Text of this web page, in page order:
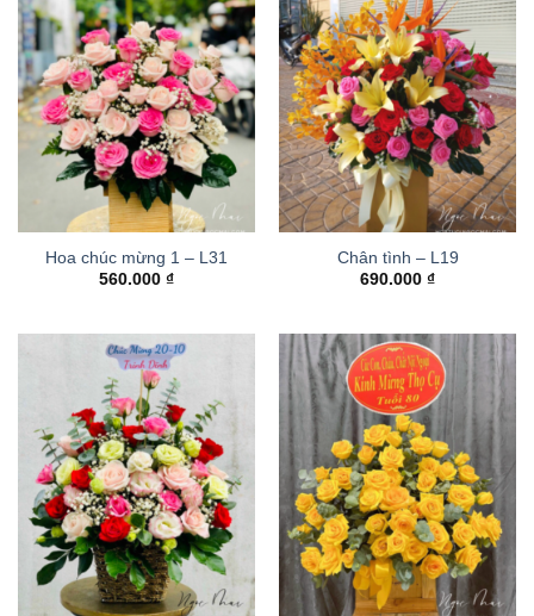
Hoa chúc mừng 1 – L31
560.000 ₫
Chân tình – L19
690.000 ₫